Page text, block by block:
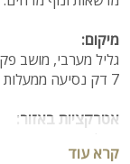
מיקום:
גליל מערבי, מושב
7 דק נסיעה ממעלות ו-25 דק נסיעה מנהריה
אטרקציות באזור:
רכיבה על סוסים
קרא עוד